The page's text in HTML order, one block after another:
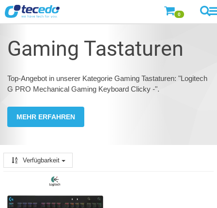
0
Gaming Tastaturen
Top-Angebot in unserer Kategorie Gaming Tastaturen: "Logitech
G PRO Mechanical Gaming Keyboard Clicky -".
MEHR ERFAHREN
Verfügbarkeit